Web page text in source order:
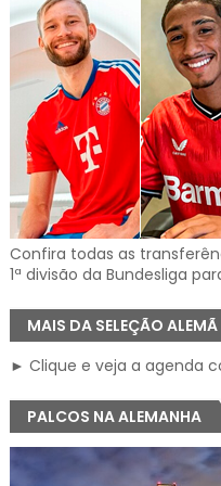
Confira todas as
1ª divisão da Bundesliga
MAIS DA SELEÇÃO ALEMÃ
► Clique e veja a agenda
PALCOS NA ALEMANHA